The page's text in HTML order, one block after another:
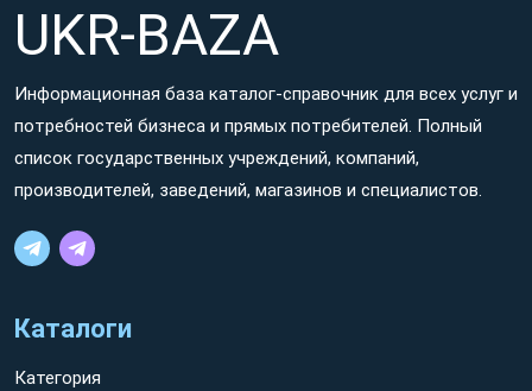
UKR-BAZA
Информационная база каталог-справочник для всех услуг и
потребностей бизнеса и прямых потребителей. Полный
список государственных учреждений, компаний,
производителей, заведений, магазинов и специалистов.
Каталоги
Категория